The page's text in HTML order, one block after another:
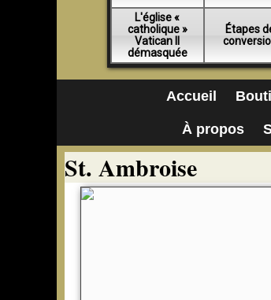
L'église «
catholique »
Vatican II
démasquée
Étapes
Accueil
À propos
St. Ambroise